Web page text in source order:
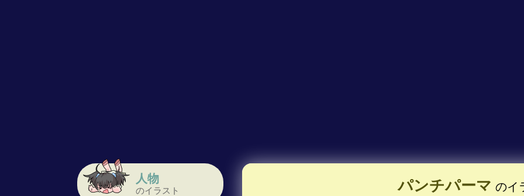
人物
のイラスト パンチパーマ のイ